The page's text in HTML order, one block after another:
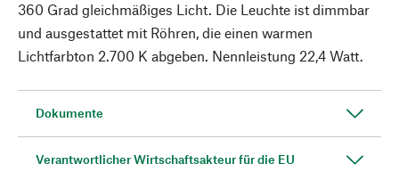
360 Grad gleichmäßiges Licht. Die Leuchte ist dimmbar
und ausgestattet mit Röhren, die einen warmen
Lichtfarbton 2.700 K abgeben. Nennleistung 22,4 Watt.
Dokumente
Verantwortlicher Wirtschaftsakteur für die EU